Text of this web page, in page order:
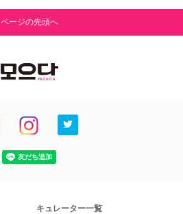
ページの先頭へ
キュレーター一覧